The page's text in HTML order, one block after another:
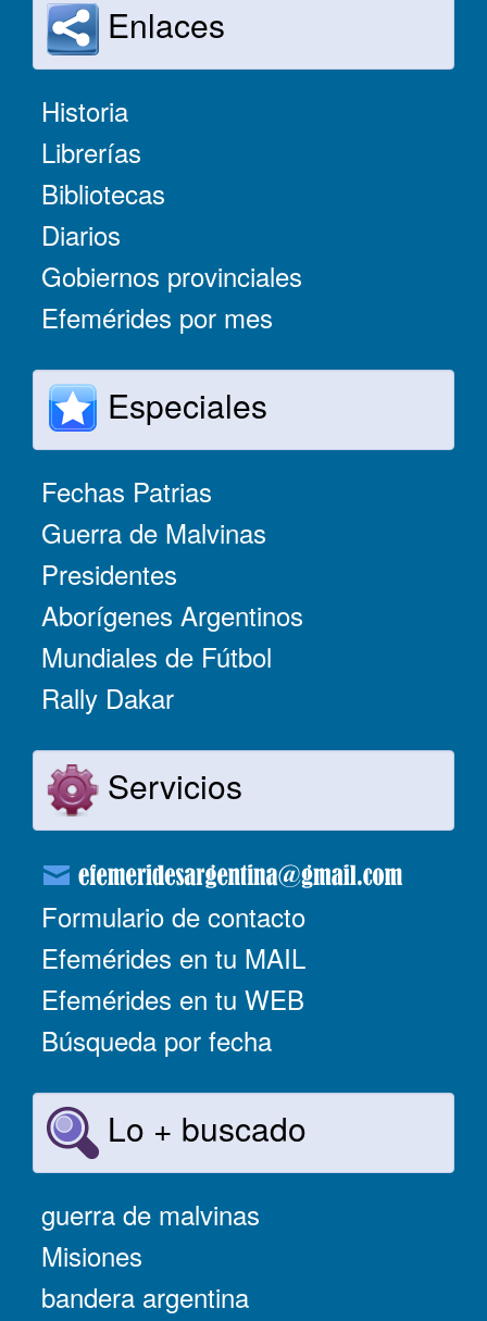
Enlaces
Historia
Librerías
Bibliotecas
Diarios
Gobiernos provinciales
Efemérides por mes
Especiales
Fechas Patrias
Guerra de Malvinas
Presidentes
Aborígenes Argentinos
Mundiales de Fútbol
Rally Dakar
Servicios
Formulario de contacto
Efemérides en tu MAIL
Efemérides en tu WEB
Búsqueda por fecha
Lo + buscado
guerra de malvinas
Misiones
bandera argentina